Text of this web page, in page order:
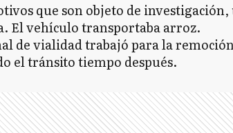
que son objeto de
El vehículo transportaba arroz.
de vialidad trabajó para la
el tránsito tiempo después.